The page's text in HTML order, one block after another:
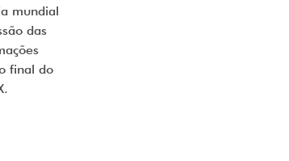
mundial
das
final do